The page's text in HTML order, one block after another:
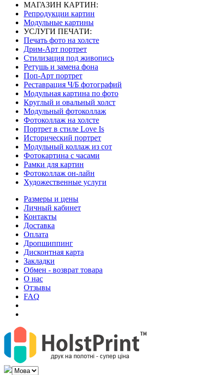
МАГАЗИН КАРТИН:
Репродукции картин
Модульные картины
УСЛУГИ ПЕЧАТИ:
Печать фото на холсте
Дрим-Арт портрет
Стилизация под живопись
Ретушь и замена фона
Поп-Арт портрет
Реставрация Ч/Б фотографий
Модульная картина по фото
Круглый и овальный холст
Модульный фотоколлаж
Фотоколлаж на холсте
Портрет в стиле Love Is
Исторический портрет
Модульный коллаж из сот
Фотокартина с часами
Рамки для картин
Фотоколлаж он-лайн
Художественные услуги
Размеры и цены
Личный кабинет
Контакты
Доставка
Оплата
Дропшиппинг
Дисконтная карта
Закладки
Обмен - возврат товара
О нас
Отзывы
FAQ